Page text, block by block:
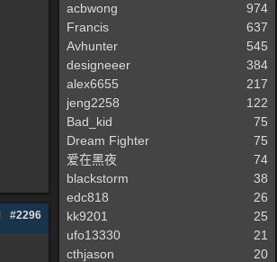
#2296
acbwong
974
Francis
637
Avhunter
545
designeeer
384
alex6655
217
jeng2258
122
Bad_kid
75
Dream Fighter
75
爱在黑夜
74
blackstorm
38
edc818
26
kk9201
25
ufo13330
21
cthjason
20